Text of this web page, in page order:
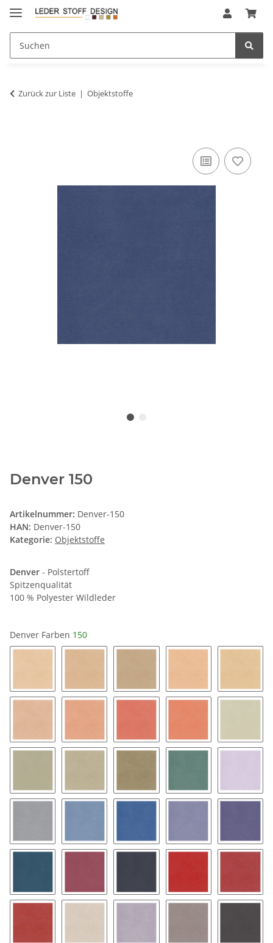
Zurück zur Liste Objektstoffe
Denver 150
Artikelnummer: Denver-150
HAN: Denver-150
Kategorie: Objektstoffe
Denver - Polstertoff
Spitzenqualität
100 % Polyester Wildleder
Denver Farben 150
101 102 104 105 106
107 109 110 111 112
115 117 118 119 122
123 124 127 128 129
130 134 135 136 137